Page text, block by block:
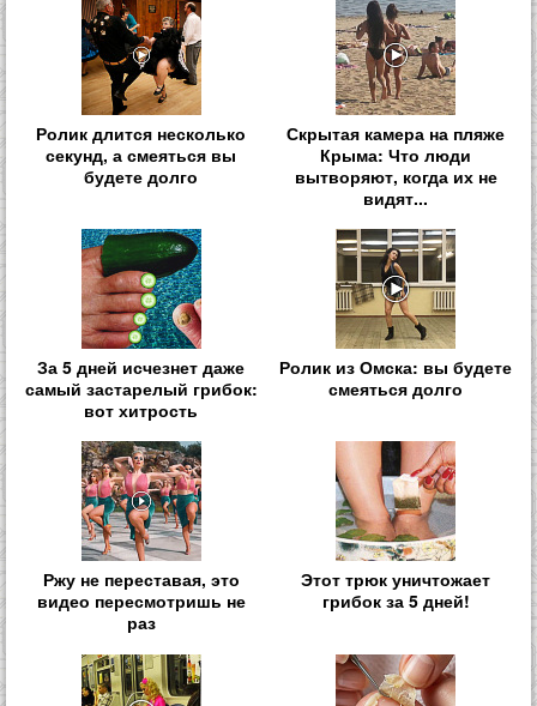
Ролик длится несколько
секунд, а смеяться вы
будете долго
Скрытая камера на пляже
Крыма: Что люди
вытворяют, когда их не
видят...
За 5 дней исчезнет даже
самый застарелый грибок:
вот хитрость
Ролик из Омска: вы будете
смеяться долго
Ржу не переставая, это
видео пересмотришь не
раз
Этот трюк уничтожает
грибок за 5 дней!